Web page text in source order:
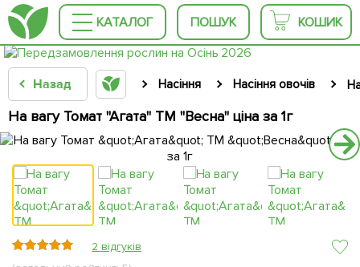
КАТАЛОГ ПОШУК КОШИК
Назад Насіння Насіння овочів
На вагу Томат "Агата" ТМ "Весна" ціна за 1г
2 відгуків